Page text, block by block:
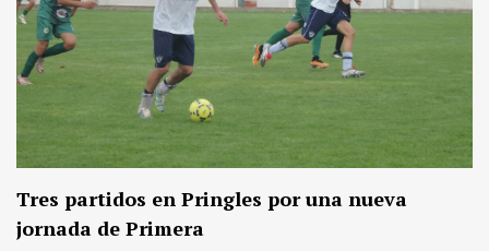
Tres partidos en Pringles por una nueva
jornada de Primera